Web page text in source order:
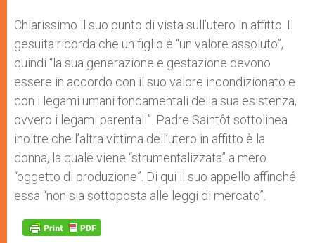
Chiarissimo il suo punto di vista sull’utero in affitto. Il
gesuita ricorda che un figlio è “un valore assoluto”,
quindi “la sua generazione e gestazione devono
essere in accordo con il suo valore incondizionato e
con i legami umani fondamentali della sua esistenza,
ovvero i legami parentali”. Padre Saintôt sottolinea
inoltre che l’altra vittima dell’utero in affitto è la
donna, la quale viene “strumentalizzata” a mero
“oggetto di produzione”. Di qui il suo appello affinché
essa “non sia sottoposta alle leggi di mercato”.